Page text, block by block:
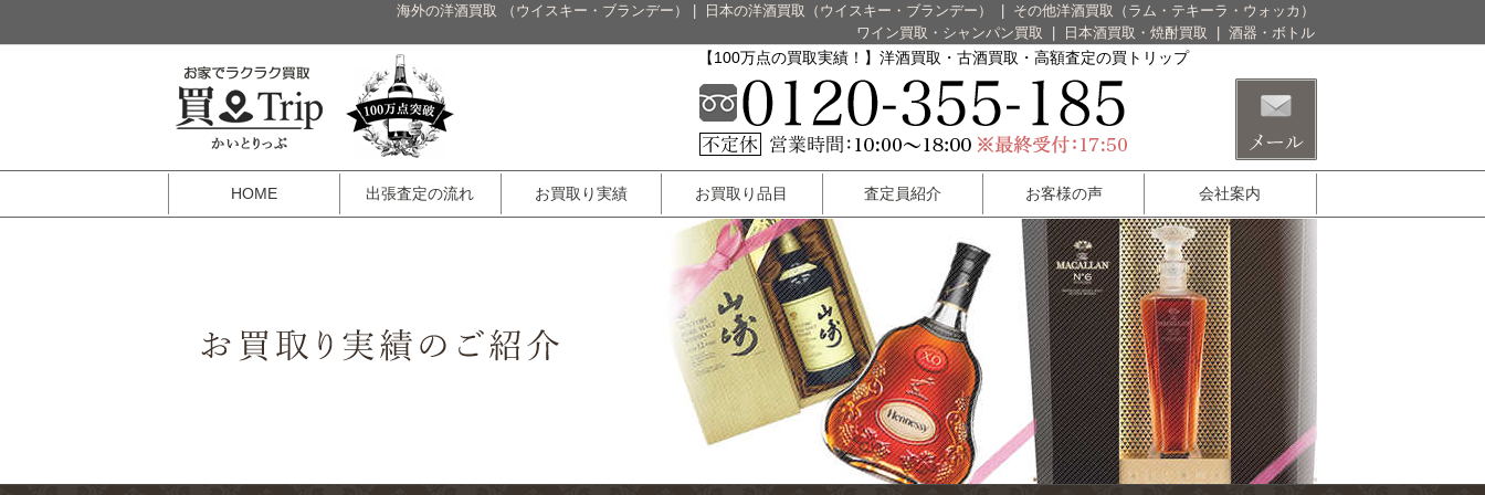
海外の洋酒買取 （ウイスキー・ブランデー） 日本の洋酒買取（ウイスキー・ブランデー）
その他洋酒買取（ラム・テキーラ・ウォッカ）
ワイン買取・シャンパン買取
日本酒買取・焼酎買取 酒器・ボトル
【100万点の買取実績！】洋酒買取・古酒買取・高額査定の買トリップ
HOME 出張査定の流れ お買取り実績 お買取り品目 査定員紹介 お客様の声 会社案内